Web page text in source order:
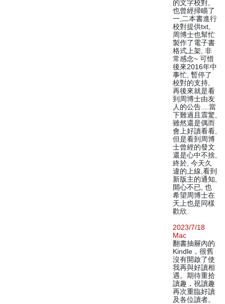
的文字校對,
也曾經掃瞄了
一,二本書進行
校對提供txt,
周博士也幫忙
製作了電子書
格式上架, 非
常感念~ 可惜
後來2016年中
事忙, 暫停了
校對的支持,
再後來就是看
到周博士由友
人的公告....當
下難過且震驚,
雖然還是偶而
會上好讀看看,
但是看到周博
士曾經的發文
還是心中不捨,
終於, 今天久
違的上線,看到
新版主的通知,
開心不已, 也
希望周博士在
天上也是同樣
歡欣.
2023/7/18
Mac
翻書抽屜內的
Kindle，很舊
沒有開啟了使
我再與好讀相
遇。期待重拾
讀趣，祝讀趣
再次重臨好讀
及各位讀者。